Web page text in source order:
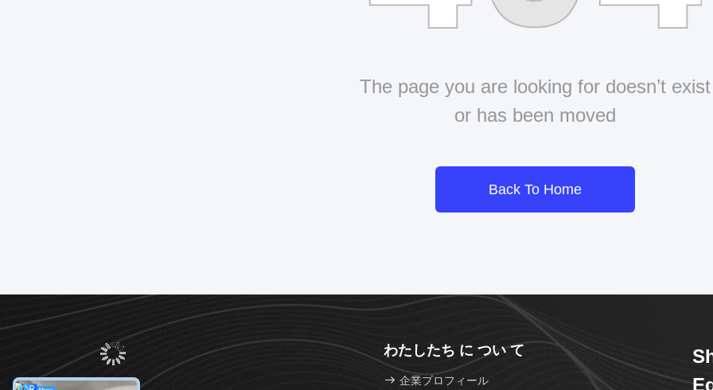
The page you are looking for doesn’t exist
or has been moved
Back To Home
わたしたち に つい て
企業プロフィール